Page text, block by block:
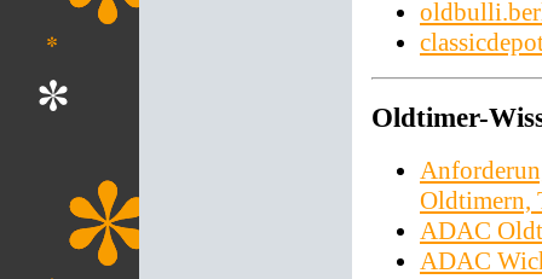
Oldtimer-
Oldtimern,
ADAC
ADAC